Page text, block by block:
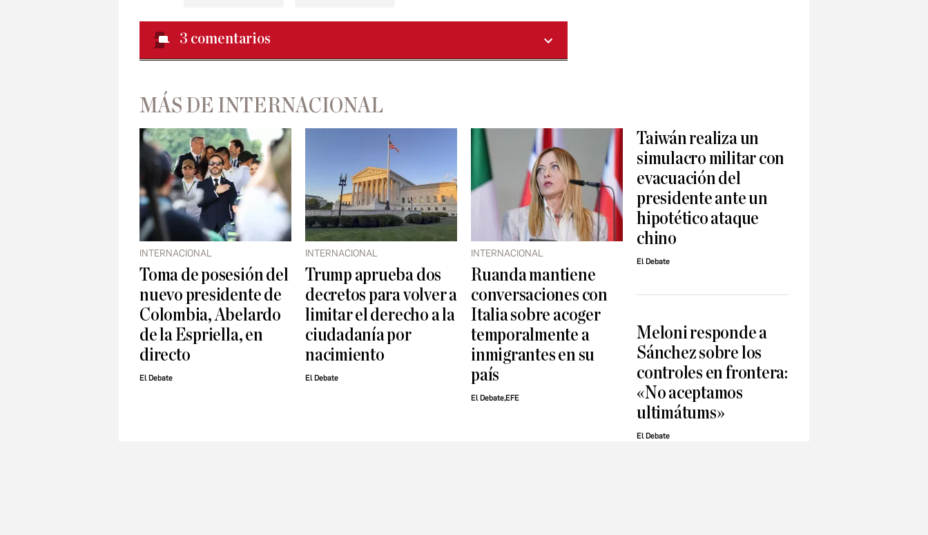
3 comentarios
MÁS DE INTERNACIONAL
INTERNACIONAL
Toma de posesión del
nuevo presidente de
Colombia, Abelardo
de la Espriella, en
directo
El Debate
INTERNACIONAL
Trump aprueba dos
decretos para volver a
limitar el derecho a la
ciudadanía por
nacimiento
El Debate
INTERNACIONAL
Ruanda mantiene
conversaciones con
Italia sobre acoger
temporalmente a
inmigrantes en su
país
El Debate,EFE
Taiwán realiza un
simulacro militar con
evacuación del
presidente ante un
hipotético ataque
chino
El Debate
Meloni responde a
Sánchez sobre los
controles en frontera:
«No aceptamos
ultimátums»
El Debate